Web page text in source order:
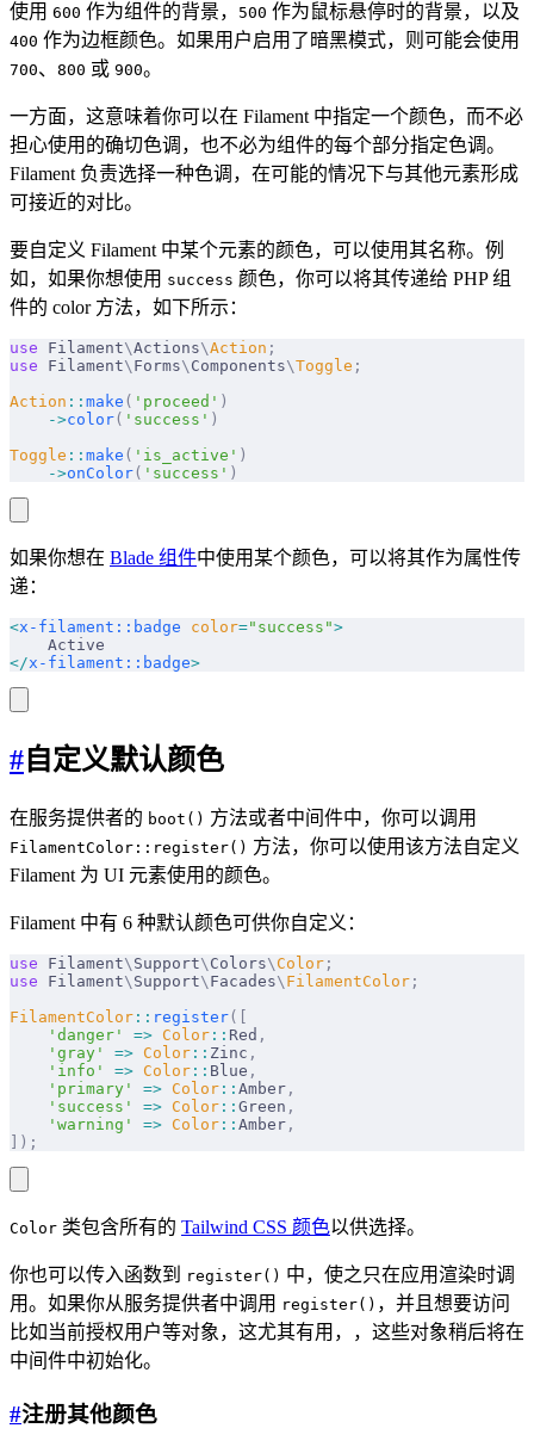
使用 600 作为组件的背景， 500 作为鼠标悬停时的背景，以及
400 作为边框颜色。如果用户启用了暗黑模式，则可能会使用
700、 800 或 900。
一方面，这意味着你可以在 Filament 中指定一个颜色，而不必
担心使用的确切色调，也不必为组件的每个部分指定色调。
Filament 负责选择一种色调，在可能的情况下与其他元素形成
可接近的对比。
要自定义 Filament 中某个元素的颜色，可以使用其名称。例
如，如果你想使用 success 颜色，你可以将其传递给 PHP 组
件的 color 方法，如下所示：
use Filament\Actions\Action ;
use Filament\ Forms\ Components\Toggle ;
Action :: make ( 'proceed' )
    ->
color( 'success' )
Toggle :: make ( 'is_active' )
    ->
onColor( 'success' )
如果你想在 Blade 组件中使用某个颜色，可以将其作为属性传
递：
<x-filament::badge color="success">
    Active
</x-filament::badge>
# 自定义默认颜色
在服务提供者的 boot() 方法或者中间件中，你可以调用
FilamentColor::register() 方法，你可以使用该方法自定义
Filament 为 UI 元素使用的颜色。
Filament 中有 6 种默认颜色可供你自定义：
use Filament\ Support\ Colors\ Color ;
use Filament\ Support\ Facades\ FilamentColor ;
FilamentColor :: register([
    'danger'
=> Color :: Red ,
    'gray'
=> Color :: Zinc ,
    'info'
=> Color :: Blue ,
    'primary'
=> Color :: Amber ,
    'success'
=> Color :: Green ,
    'warning'
=> Color :: Amber ,
]);
Color 类包含所有的 Tailwind CSS 颜色以供选择。
你也可以传入函数到 register() 中，使之只在应用渲染时调
用。如果你从服务提供者中调用 register() ，并且想要访问
比如当前授权用户等对象，这尤其有用，，这些对象稍后将在
中间件中初始化。
#注册其他颜色